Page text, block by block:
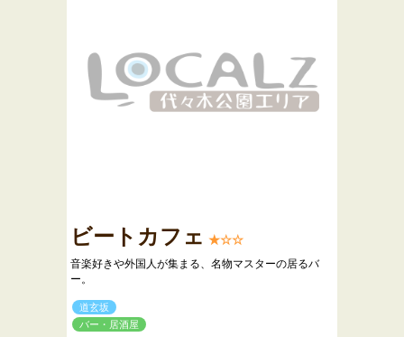
ビートカフェ ★☆☆
音楽好きや外国人が集まる、名物マスターの居るバ
ー。
道玄坂
バー・居酒屋